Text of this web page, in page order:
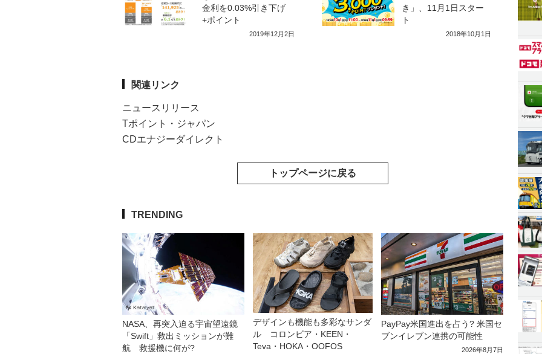
金利を0.03%引き下げ
+ポイント
2019年12月2日
き」、11月1日スター
ト
2018年10月1日
関連リンク
ニュースリリース
Tポイント・ジャパン
CDエナジーダイレクト
トップページに戻る
TRENDING
NASA、再突入迫る宇宙望遠鏡
「Swift」救出ミッションが難
航 救援機に何が?
デザインも機能も多彩なサンダ
ル コロンビア・KEEN・
Teva・HOKA・OOFOS
PayPay米国進出を占う? 米国セ
ブンイレブン連携の可能性
2026年8月7日